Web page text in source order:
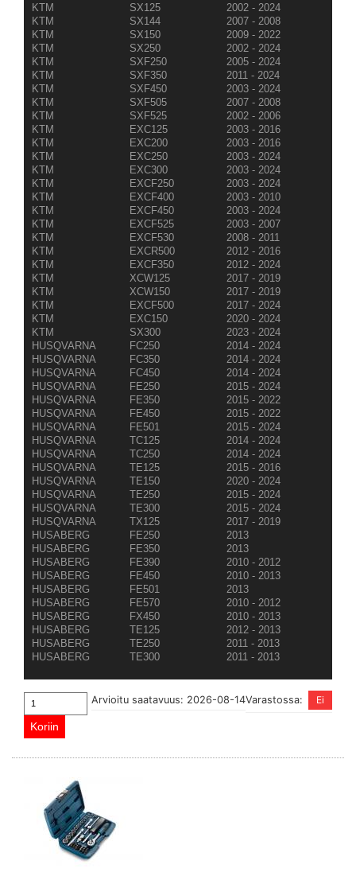
KTM
SX125
2002 - 2024
KTM
SX144
2007 - 2008
KTM
SX150
2009 - 2022
KTM
SX250
2002 - 2024
KTM
SXF250
2005 - 2024
KTM
SXF350
2011 - 2024
KTM
SXF450
2003 - 2024
KTM
SXF505
2007 - 2008
KTM
SXF525
2002 - 2006
KTM
EXC125
2003 - 2016
KTM
EXC200
2003 - 2016
KTM
EXC250
2003 - 2024
KTM
EXC300
2003 - 2024
KTM
EXCF250
2003 - 2024
KTM
EXCF400
2003 - 2010
KTM
EXCF450
2003 - 2024
KTM
EXCF525
2003 - 2007
KTM
EXCF530
2008 - 2011
KTM
EXCR500
2012 - 2016
KTM
EXCF350
2012 - 2024
KTM
XCW125
2017 - 2019
KTM
XCW150
2017 - 2019
KTM
EXCF500
2017 - 2024
KTM
EXC150
2020 - 2024
KTM
SX300
2023 - 2024
HUSQVARNA
FC250
2014 - 2024
HUSQVARNA
FC350
2014 - 2024
HUSQVARNA
FC450
2014 - 2024
HUSQVARNA
FE250
2015 - 2024
HUSQVARNA
FE350
2015 - 2022
HUSQVARNA
FE450
2015 - 2022
HUSQVARNA
FE501
2015 - 2024
HUSQVARNA
TC125
2014 - 2024
HUSQVARNA
TC250
2014 - 2024
HUSQVARNA
TE125
2015 - 2016
HUSQVARNA
TE150
2020 - 2024
HUSQVARNA
TE250
2015 - 2024
HUSQVARNA
TE300
2015 - 2024
HUSQVARNA
TX125
2017 - 2019
HUSABERG
FE250
2013
HUSABERG
FE350
2013
HUSABERG
FE390
2010 - 2012
HUSABERG
FE450
2010 - 2013
HUSABERG
FE501
2013
HUSABERG
FE570
2010 - 2012
HUSABERG
FX450
2010 - 2013
HUSABERG
TE125
2012 - 2013
HUSABERG
TE250
2011 - 2013
HUSABERG
TE300 2011 - 2013
Varastossa:
Arvioitu saatavuus: 2026-08-14